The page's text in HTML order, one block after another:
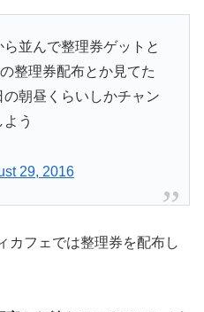
並んで整理券ゲットと
整理券配布とか見てた
朝昼くらいしかチャン
う
29, 2016
カフェでは整理券を配布し